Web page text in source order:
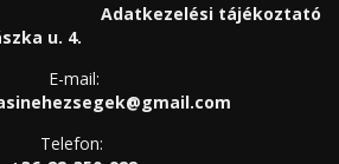
Adatkezelési tájékoztató
u. 4.
E-mail:
Telefon: